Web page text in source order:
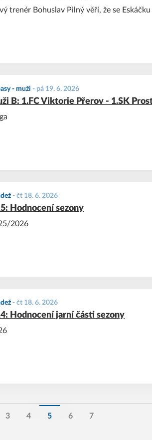
trenér Bohuslav Pilný věří, že se
- muži - pá 19. 6. 2026
B: 1.FC Viktorie Přerov - 1.SK
-čt 18. 6. 2026
Hodnocení sezony
2026
-čt 18. 6. 2026
Hodnocení jarní části sezony
3 4 5 6 7